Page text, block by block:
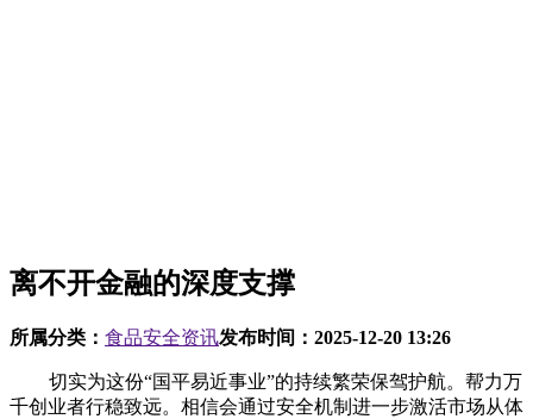
离不开金融的深度支撑
所属分类： 食品安全资讯发布时间： 2025-12-20 13:26
切实为这份“国平易近事业”的持续繁荣保驾护航。帮力万
千创业者行稳致远。相信会通过安全机制进一步激活市场从体